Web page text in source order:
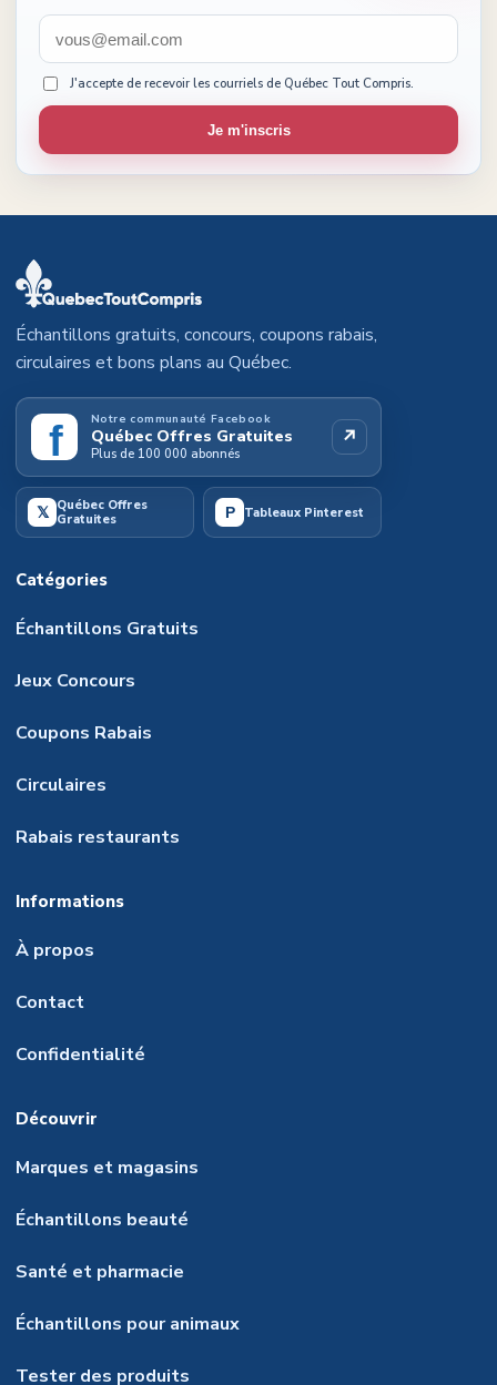
J'accepte de recevoir les courriels de Québec Tout Compris.
Je m'inscris
Échantillons gratuits, concours, coupons rabais,
circulaires et bons plans au Québec.
f Notre communauté Facebook
Québec Offres Gratuites
Plus de 100 000 abonnés
↗
𝕏 Québec Offres
Gratuites
P Tableaux Pinterest
Catégories
Échantillons Gratuits
Jeux Concours
Coupons Rabais
Circulaires
Rabais restaurants
Informations
À propos
Contact
Confidentialité
Découvrir
Marques et magasins
Échantillons beauté
Santé et pharmacie
Échantillons pour animaux
Tester des produits